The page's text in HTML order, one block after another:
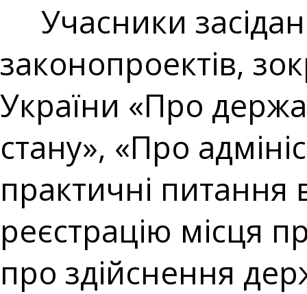
Учасники
законопроектів,
України «Про
стану», «Про
практичні
реєстрацію місця
про здійснення